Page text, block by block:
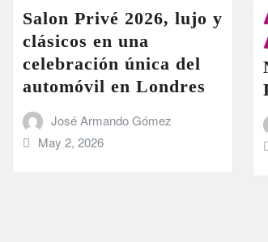
Salon Privé 2026, lujo y
clásicos en una
celebración única del
automóvil en Londres
José Armando Gómez
May 2, 2026